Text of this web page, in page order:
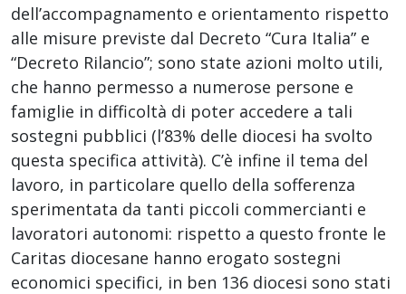
dell’accompagnamento e orientamento rispetto
alle misure previste dal Decreto “Cura Italia” e
“Decreto Rilancio”; sono state azioni molto utili,
che hanno permesso a numerose persone e
famiglie in difficoltà di poter accedere a tali
sostegni pubblici (l’83% delle diocesi ha svolto
questa specifica attività). C’è infine il tema del
lavoro, in particolare quello della sofferenza
sperimentata da tanti piccoli commercianti e
lavoratori autonomi: rispetto a questo fronte le
Caritas diocesane hanno erogato sostegni
economici specifici, in ben 136 diocesi sono stati